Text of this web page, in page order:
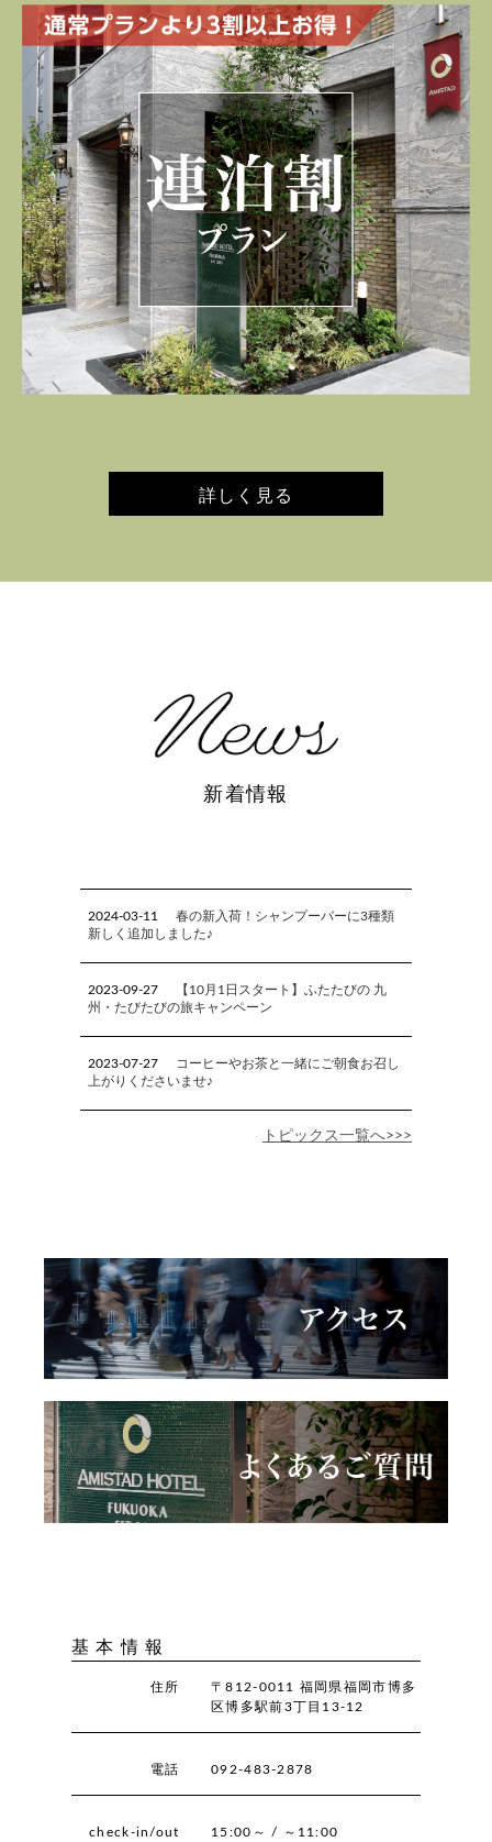
詳しく見る
新着情報
基 本 情 報
住所
〒812-0011 福岡県福岡市博多
区博多駅前3丁目13-12
電話 092-483-2878
check-in/out 15:00～ / ～11:00